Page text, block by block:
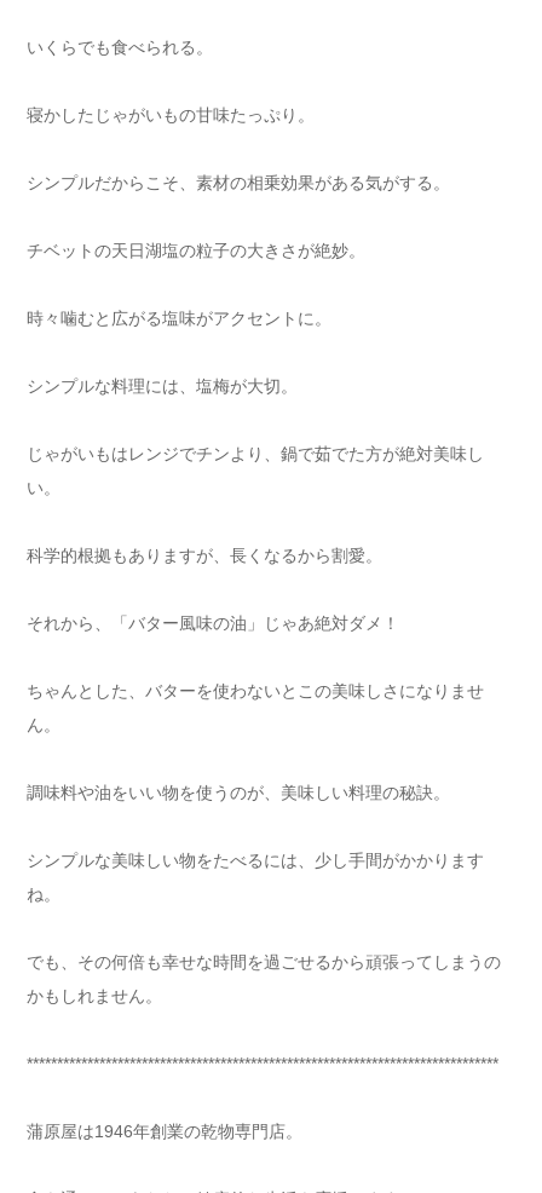
いくらでも食べられる。
寝かしたじゃがいもの甘味たっぷり。
シンプルだからこそ、素材の相乗効果がある気がする。
チベットの天日湖塩の粒子の大きさが絶妙。
時々噛むと広がる塩味がアクセントに。
シンプルな料理には、塩梅が大切。
じゃがいもはレンジでチンより、鍋で茹でた方が絶対美味し
い。
科学的根拠もありますが、長くなるから割愛。
それから、「バター風味の油」じゃあ絶対ダメ！
ちゃんとした、バターを使わないとこの美味しさになりませ
ん。
調味料や油をいい物を使うのが、美味しい料理の秘訣。
シンプルな美味しい物をたべるには、少し手間がかかります
ね。
でも、その何倍も幸せな時間を過ごせるから頑張ってしまうの
かもしれません。
******************************************************************************
蒲原屋は1946年創業の乾物専門店。